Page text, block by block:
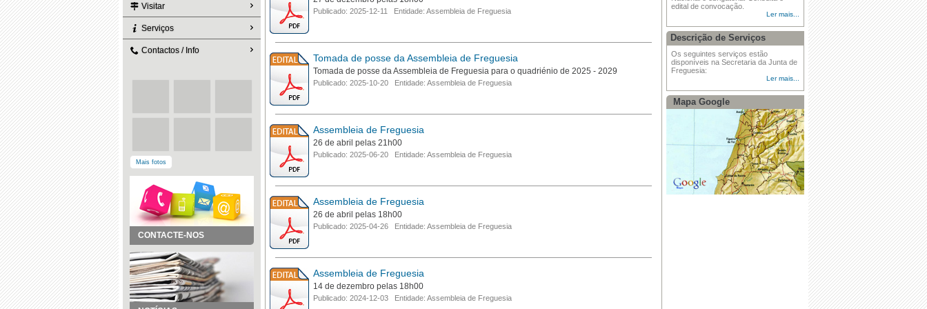
Visitar
Serviços
Contactos / Info
Mais fotos
CONTACTE-NOS
Publicado: 2025-12-11 Entidade: Assembleia de Freguesia
Tomada de posse da Assembleia de Freguesia
Tomada de posse da Assembleia de Freguesia para o quadriénio de 2025 - 2029
Publicado: 2025-10-20 Entidade: Assembleia de Freguesia
Assembleia de Freguesia
26 de abril pelas 21h00
Publicado: 2025-06-20 Entidade: Assembleia de Freguesia
Assembleia de Freguesia
26 de abril pelas 18h00
Publicado: 2025-04-26 Entidade: Assembleia de Freguesia
Assembleia de Freguesia
14 de dezembro pelas 18h00
Publicado: 2024-12-03 Entidade: Assembleia de Freguesia
edital de convocação.
Ler mais...
Descrição de Serviços
Os seguintes serviços estão
disponíveis na Secretaria da Junta de
Freguesia:
Ler mais...
Mapa Google